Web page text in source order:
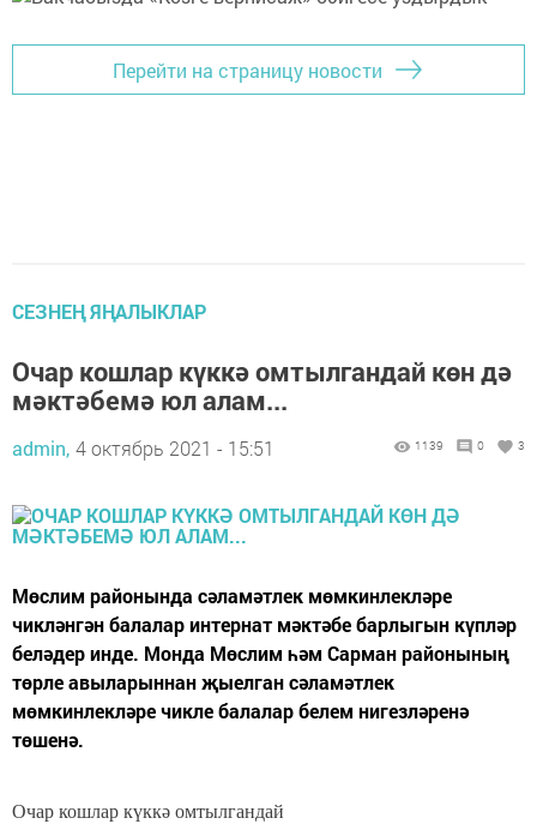
Перейти на страницу новости
СЕЗНЕҢ ЯҢАЛЫКЛАР
Очар кошлар күккә омтылгандай көн дә
мәктәбемә юл алам...
admin, 4 октябрь 2021 - 15:51 1139 0 3
Мөслим районында сәламәтлек мөмкинлекләре
чикләнгән балалар интернат мәктәбе барлыгын күпләр
беләдер инде. Монда Мөслим һәм Сарман районының
төрле авыларыннан җыелган сәламәтлек
мөмкинлекләре чикле балалар белем нигезләренә
төшенә.
Очар кошлар күккә омтылгандай